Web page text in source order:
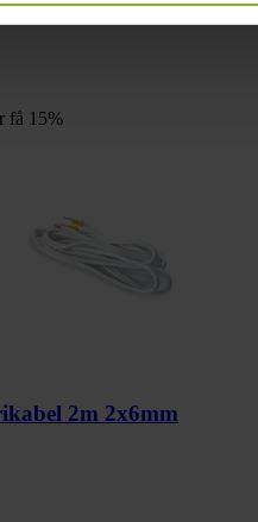
få 15%
2m 2x6mm